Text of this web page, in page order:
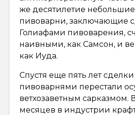
же десятилетие
пивоварни, заключающие
Голиафами пивоварения,
наивными, как Самсон, и
как Иуда.
Спустя еще пять лет
пивоварнями перестали
ветхозаветным сарказмом.
месяцев в индустрии